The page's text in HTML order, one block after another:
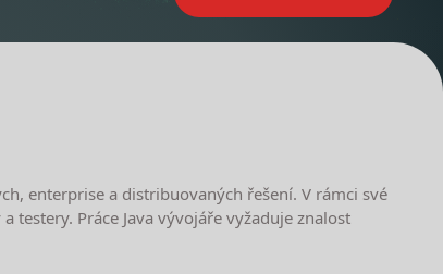
enterprise a distribuovaných řešení. V rámci své
Práce Java vývojáře vyžaduje znalost